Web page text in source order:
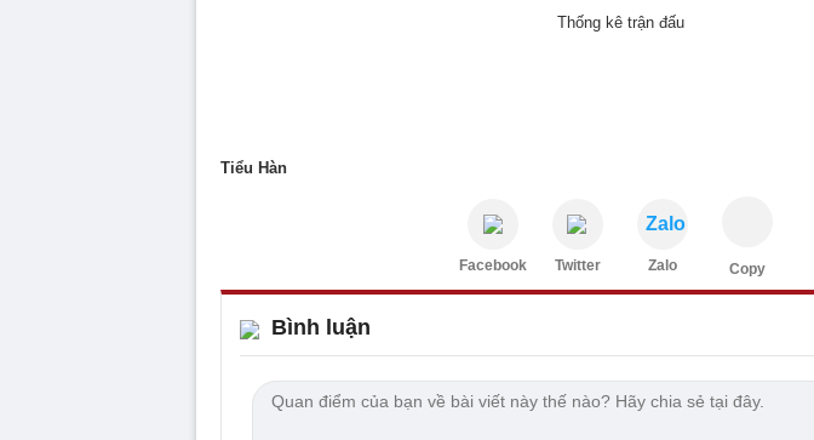
Thống kê trận đấu
Tiểu Hàn
Facebook Twitter
Zalo
Zalo Copy
Bình luận